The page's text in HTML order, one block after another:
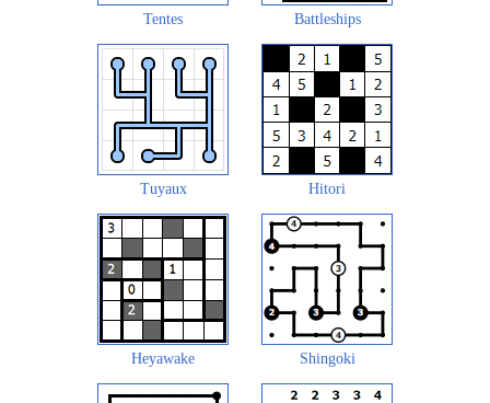
Tentes Battleships
Tuyaux Hitori
Heyawake Shingoki